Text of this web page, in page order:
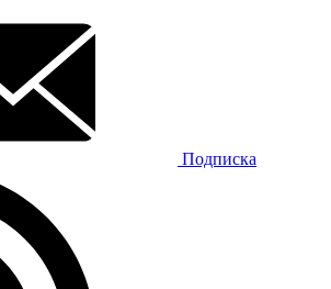
Подписка